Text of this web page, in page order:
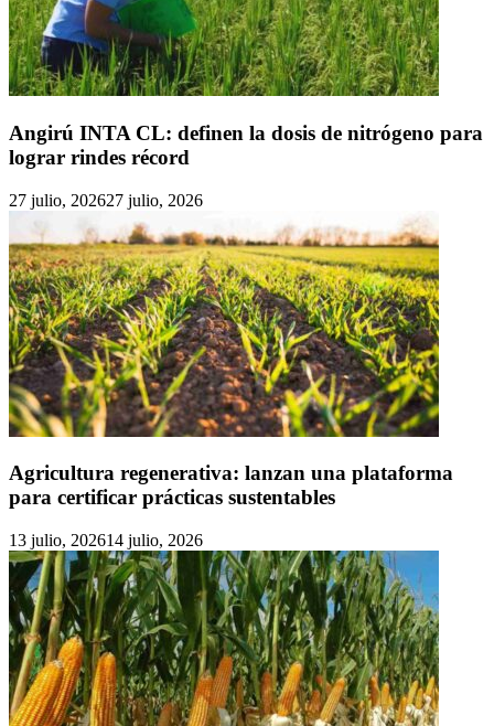
Angirú INTA CL: definen la dosis de nitrógeno para
lograr rindes récord
27 julio, 202627 julio, 2026
Agricultura regenerativa: lanzan una plataforma
para certificar prácticas sustentables
13 julio, 202614 julio, 2026